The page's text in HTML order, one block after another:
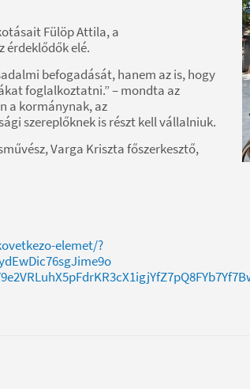
Fülöp Attila, a
elé.
befogadását, hanem az is, hogy
foglalkoztatni.” – mondta az
a kormánynak, az
szereplőknek is részt kell vállalniuk.
Varga Kriszta főszerkesztő,
elemet/?